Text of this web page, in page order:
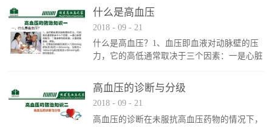
质对健康的影响，提出健康的生活方式，
特别是针对高血压、糖尿病、高血脂和肥
胖等疾病都有具体的防治对策。
决。帮助对象为店内外病人、残疾人、无助老
人和遇到困难的其他人。
什么是高血压
2018 - 09 - 21
什么是高血压？1、血压即血液对动脉壁的压
力，它的高低通常取决于三个因素：一是心脏
径、弹性。2、正常血压收缩压（高压）3、高
血压患者可能完全没有任何症状（即使血压很
高时），有时出现以下症状：头晕、头痛、视
觉模糊、胸痛、夜尿频繁、眼花、耳鸣、失
高血压的诊断与分级
2018 - 09 - 21
高血压的诊断在未服抗高血压药物的情况下，